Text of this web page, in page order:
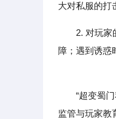
大对私服的打
2. 对玩家
障；遇到诱惑
“超变蜀门
监管与玩家教